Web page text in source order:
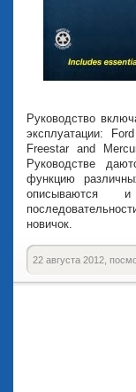
Руководство
эксплуатации:
Freestar and
Руководстве
функцию
описываются
новичок.
22 августа 2012,